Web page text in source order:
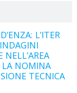
L’ITER
NOMINA
TECNICA